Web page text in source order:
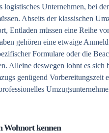
logistisches Unternehmen, bei
Abseits der klassischen
Entladen müssen eine Reihe
gehören eine etwaige
Formulare oder die
Alleine deswegen lohnt es sich
genügend Vorbereitungszeit
Wohnort kennen